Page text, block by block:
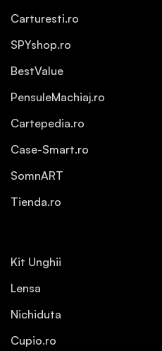
Carturesti.ro
SPYshop.ro
BestValue
PensuleMachiaj.ro
Cartepedia.ro
Case-Smart.ro
SomnART
Tienda.ro
Kit Unghii
Lensa
Nichiduta
Cupio.ro